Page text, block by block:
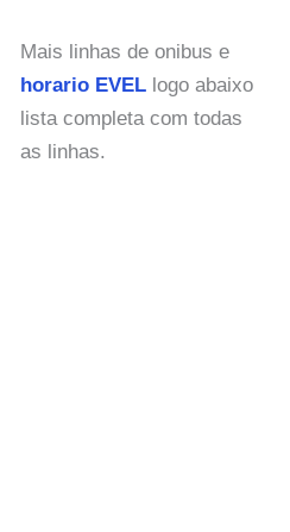
Mais linhas de onibus e
horario EVELlogo abaixo
lista completa com todas
as linhas.